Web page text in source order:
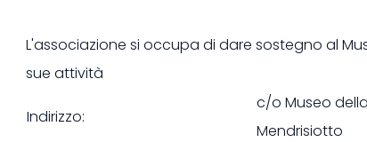
L'associazione si occupa di dare sostegno al
sue attività
Indirizzo:
c/o Museo
Mendrisiotto